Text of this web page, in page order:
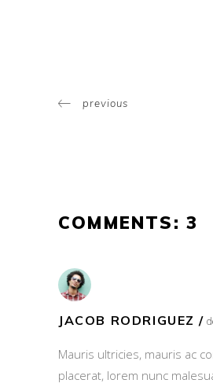
previous
COMMENTS: 3
JACOB RODRIGUEZ
Mauris ultricies, mauris ac
placerat, lorem nunc